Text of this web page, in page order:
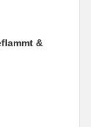
&